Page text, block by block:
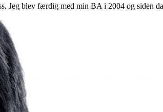
Jeg blev færdig med min BA i 2004 og siden